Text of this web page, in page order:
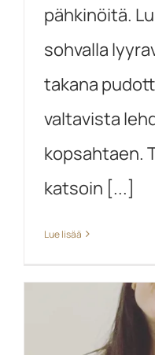
pähkinöitä.
sohvalla
takana
valtavista
kopsahtaen.
katsoin [...]
Lue lisää